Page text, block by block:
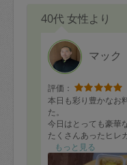
40代 女性より
マック
評価：
本日も彩り豊かなお
た。
今日はとっても豪華
たくさんあったヒレ
た！
またぜひよろしくお
もっと見る